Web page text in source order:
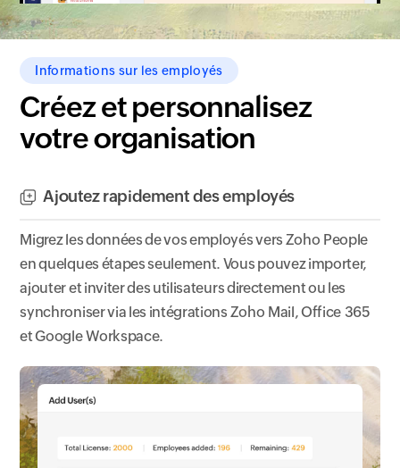
Informations sur les employés
Créez et personnalisez
votre organisation
Ajoutez rapidement des employés
Migrez les données de vos employés vers Zoho People
en quelques étapes seulement. Vous pouvez importer,
ajouter et inviter des utilisateurs directement ou les
synchroniser via les intégrations Zoho Mail, Office 365
et Google Workspace.